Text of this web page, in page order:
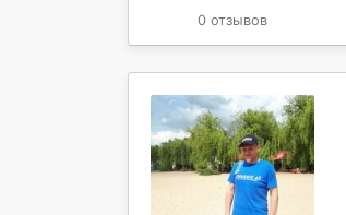
0 отзывов